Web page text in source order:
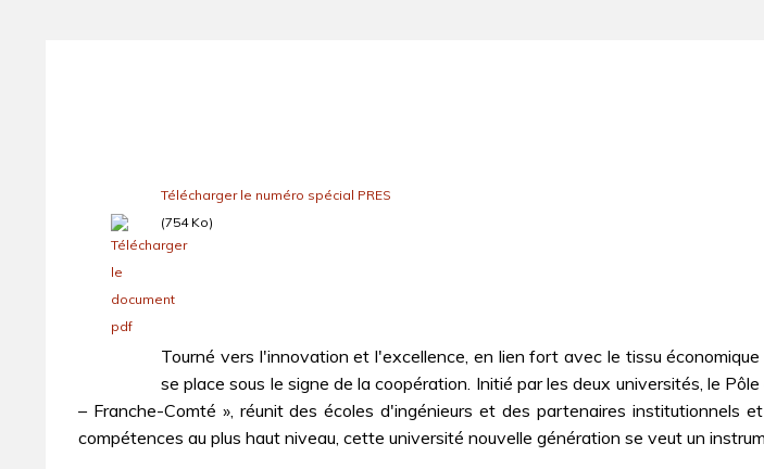
Télécharger le numéro spécial PRES
(754 Ko)
Tourné vers l'innovation et l'excellence, en lien fort avec le tissu
se place sous le signe de la coopération. Initié par les deux universités, le
– Franche-Comté », réunit des écoles d'ingénieurs et des partenaires institutionnels
compétences au plus haut niveau, cette université nouvelle génération se veut un